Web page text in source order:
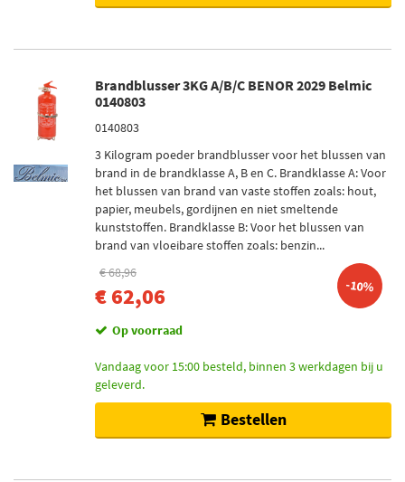
Brandblusser 3KG A/B/C BENOR 2029 Belmic
0140803
0140803
3 Kilogram poeder brandblusser voor het blussen van
brand in de brandklasse A, B en C. Brandklasse A: Voor
het blussen van brand van vaste stoffen zoals: hout,
papier, meubels, gordijnen en niet smeltende
kunststoffen. Brandklasse B: Voor het blussen van
brand van vloeibare stoffen zoals: benzin...
€ 68,96
€ 62,06 -10%
Op voorraad
Vandaag voor 15:00 besteld, binnen 3 werkdagen bij u
geleverd.
Bestellen